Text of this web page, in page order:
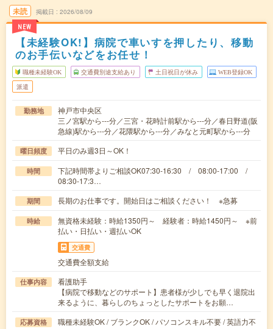
未読
NEW
掲載日 2026/08/09
【未経験OK!】病院で車いすを押したり、移動
のお手伝いなどをお任せ！
職種未経験OK 交通費別途支給あり 土日祝日が休み WEB登録OK
派遣
勤務地
神戸市中央区
三ノ宮駅から---分／三宮・花時計前駅から---分／春日野道(阪
急線)駅から---分／花隈駅から---分／みなと元町駅から---分
曜日頻度 平日のみ週3日～OK！
時間
下記時間帯よりご相談OK07:30-16:30 / 08:00-17:00 /
08:30-17:3…
期間 長期のお仕事です。開始日はご相談ください！ ※急募
時給
無資格未経験：時給1350円～ 経験者：時給1450円～ ※前
払い・日払い・週払いOK
交通費
交通費全額支給
仕事内容
看護助手
【病院で移動などのサポート】患者様が少しでも早く退院出
来るように、暮らしのちょっとしたサポートをお願…
応募資格
職種未経験OK / ブランクOK / パソコンスキル不要 / 英語力不